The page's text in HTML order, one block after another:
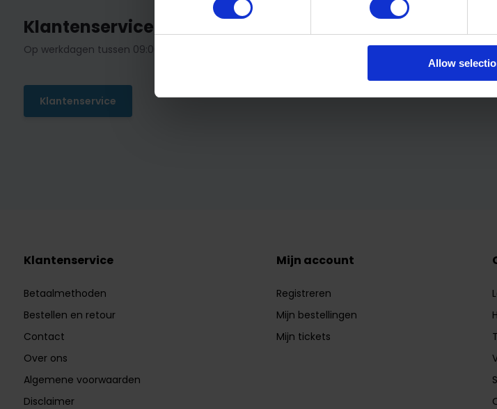
Allow
Klantenservice
Op werkdagen tussen 09:00 - 13:00
Klantenservice
90 jaar specialist in
Klantenservice
Betaalmethoden
Bestellen en retour
Contact
Over ons
Algemene voorwaarden
Disclaimer
Mijn account
Registreren
Mijn bestellingen
Mijn tickets